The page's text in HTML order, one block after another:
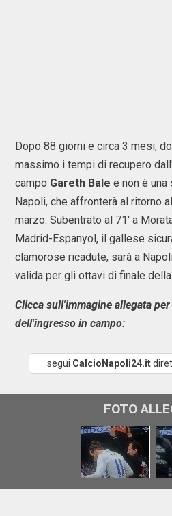
Dopo 88 giorni e circa 3 mesi,
massimo i tempi di recupero
campo Gareth Bale e non è
Napoli, che affronterà al ritorno
marzo. Subentrato al 71' a
Madrid-Espanyol, il gallese
clamorose ricadute, sarà a
valida per gli ottavi di finale
Clicca sull'immagine allegata
dell'ingresso in campo:
segui CalcioNapoli24.it
FOTO